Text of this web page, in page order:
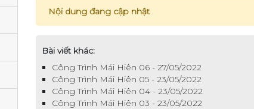
Nội dung đang cập nhật
Bài viết khác:
Công Trình Mái Hiên 06 - 27/05/2022
Công Trình Mái Hiên 05 - 23/05/2022
Công Trình Mái Hiên 04 - 23/05/2022
Công Trình Mái Hiên 03 - 23/05/2022